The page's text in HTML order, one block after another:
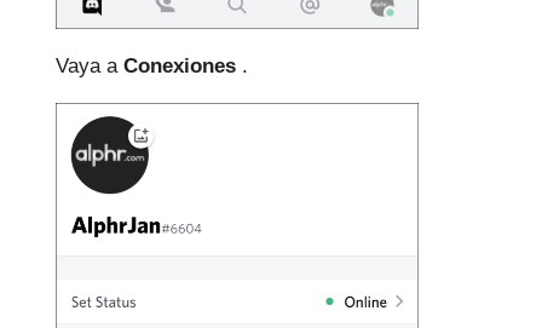
Vaya a Conexiones .